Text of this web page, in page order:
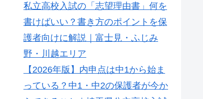
私立高校入試の「志望理由書」何を
書けばいい？書き方のポイントを保
護者向けに解説｜富士見・ふじみ
野・川越エリア
【2026年版】内申点は中1から始ま
っている？中1・中2の保護者が今か